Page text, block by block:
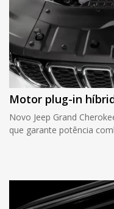
Motor plug-in
Novo Jeep Grand
que garante potência